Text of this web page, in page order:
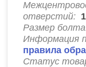
отверстий:
Размер
Информация
правила
Статус